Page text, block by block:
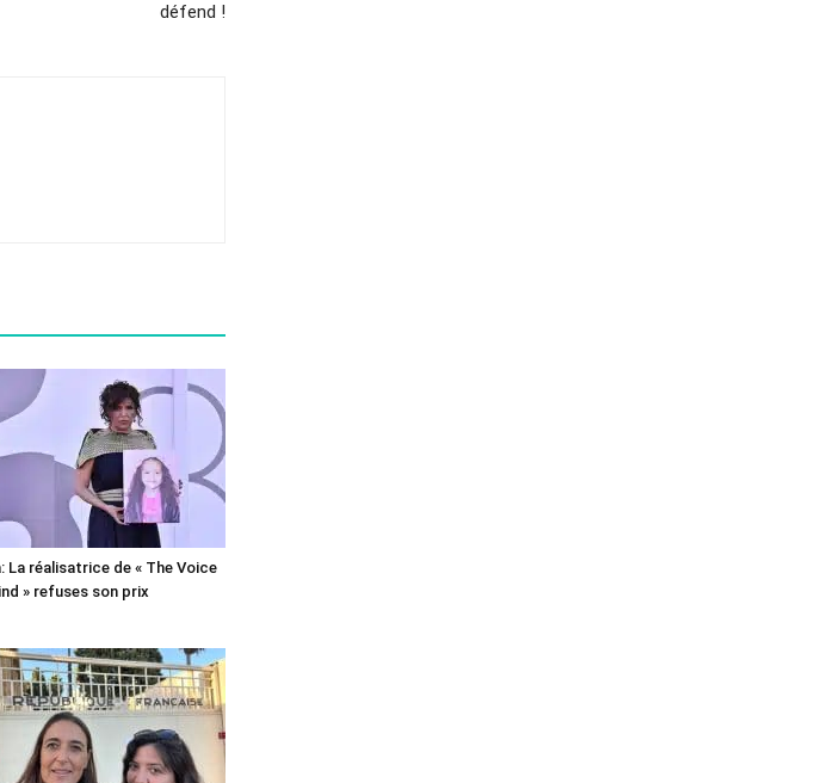
défend !
La réalisatrice de « The Voice
» refuses son prix